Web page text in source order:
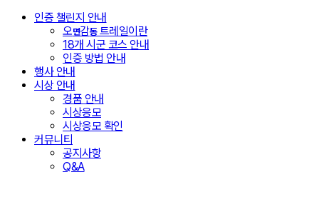
인증 챌린지 안내
오면감동트레일이란
18개 시군 코스 안내
인증 방법 안내
행사 안내
시상 안내
경품 안내
시상응모
시상응모 확인
커뮤니티
공지사항
Q&A